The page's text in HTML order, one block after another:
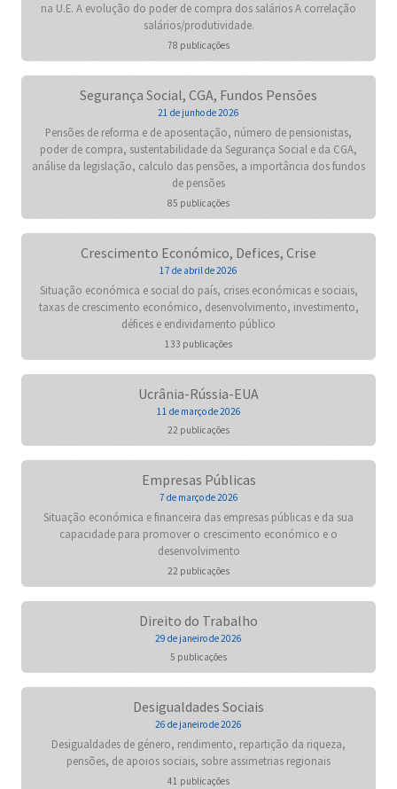
na U.E. A evolução do poder de compra dos salários A correlação
salários/produtividade.
78 publicações
Segurança Social, CGA, Fundos Pensões
21 de junho de 2026
Pensões de reforma e de aposentação, número de pensionistas,
poder de compra, sustentabilidade da Segurança Social e da CGA,
análise da legislação, calculo das pensões, a importância dos fundos
de pensões
85 publicações
Crescimento Económico, Defices, Crise
17 de abril de 2026
Situação económica e social do país, crises económicas e sociais,
taxas de crescimento económico, desenvolvimento, investimento,
défices e endividamento público
133 publicações
Ucrânia-Rússia-EUA
11 de março de 2026
22 publicações
Empresas Públicas
7 de março de 2026
Situação económica e financeira das empresas públicas e da sua
capacidade para promover o crescimento económico e o
desenvolvimento
22 publicações
Direito do Trabalho
29 de janeiro de 2026
5 publicações
Desigualdades Sociais
26 de janeiro de 2026
Desigualdades de género, rendimento, repartição da riqueza,
pensões, de apoios sociais, sobre assimetrias regionais
41 publicações